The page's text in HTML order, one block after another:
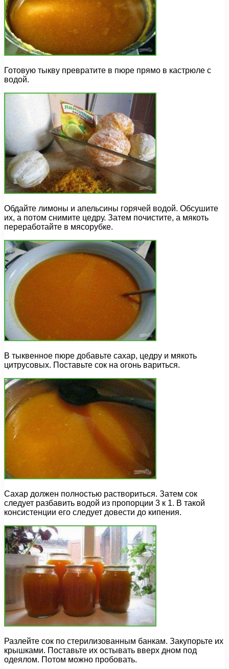
Готовую тыкву превратите в пюре прямо в кастрюле с
водой.
Обдайте лимоны и апельсины горячей водой. Обсушите
их, а потом снимите цедру. Затем почистите, а мякоть
переработайте в мясорубке.
В тыквенное пюре добавьте сахар, цедру и мякоть
цитрусовых. Поставьте сок на огонь вариться.
Сахар должен полностью раствориться. Затем сок
следует разбавить водой из пропорции 3 к 1. В такой
консистенции его следует довести до кипения.
Разлейте сок по стерилизованным банкам. Закупорьте их
крышками. Поставьте их остывать вверх дном под
одеялом. Потом можно пробовать.